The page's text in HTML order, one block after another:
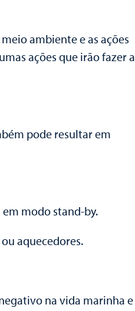
ambiente e as ações
ações que irão fazer a
pode resultar em
modo stand-by.
aquecedores.
na vida marinha e